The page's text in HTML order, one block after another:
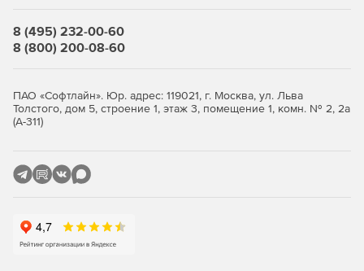
Не требует установки Microsoft Excel, т.к. содержит
Конвертеры для моделей RISK или Crystal Ball.
34 модели временных рядов.
Большое количество специализированных
инструментов моделирования.
8 (495) 232-00-60
8 (800) 200-08-60
ПАО «Софтлайн». Юр. адрес: 119021, г. Москва, ул. Льва
Толстого, дом 5, строение 1, этаж 3, помещение 1, комн. № 2, 2а
(А-311)